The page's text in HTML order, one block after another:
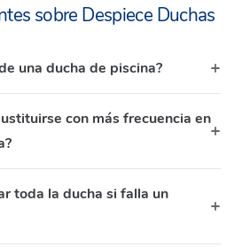
sobre Despiece Duchas
una ducha de piscina?
con más frecuencia en
toda la ducha si falla un